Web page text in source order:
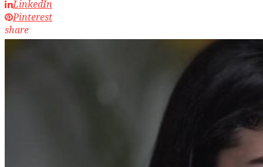
LinkedIn
Pinterest
share